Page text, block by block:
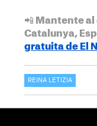
📲 Mantente
Catalunya,
gratuita de El
REINA LETIZIA